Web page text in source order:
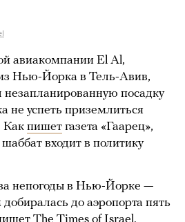
авиакомпании El Al,
Нью-Йорка в Тель-Авив,
незапланированную посадку
не успеть приземлиться
Как пишет газета «Гаарец»,
входит в политику
непогоды в Нью-Йорке —
до аэропорта пять